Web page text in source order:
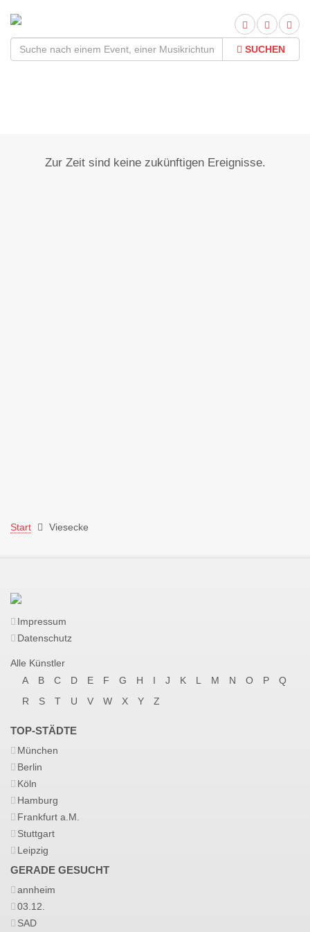
SUCHEN
Zur Zeit sind keine zukünftigen Ereignisse.
Start Viesecke
Impressum
Datenschutz
Alle Künstler
A
B C D E F G H I J K L M N O P
Q
R
S T U V W X Y Z
TOP-STÄDTE
München
Berlin
Köln
Hamburg
Frankfurt a.M.
Stuttgart
Leipzig
GERADE GESUCHT
annheim
03.12.
SAD